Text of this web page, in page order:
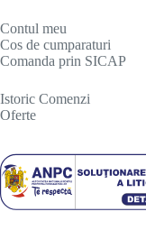
Contul meu
Cos de cumparaturi
Comanda prin SICAP
Istoric Comenzi
Oferte